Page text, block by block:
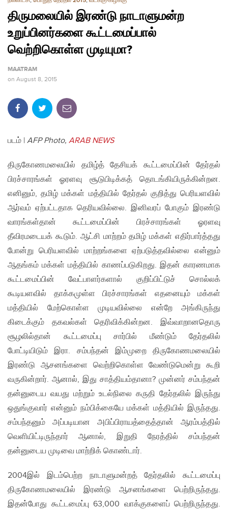
திருமலையில் இரண்டு நாடாளுமன்ற
உறுப்பினர்களை கூட்டமைப்பால்
வெற்றிகொள்ள முடியுமா?
MAATRAM
on August 8, 2015
படம் | AFP Photo, ARAB NEWS
திருகோணமலையில் தமிழ்த் தேசியக் கூட்டமைப்பின் தேர்தல்
பிரச்சாரங்கள் ஓரளவு சூடுபிடிக்கத் தொடங்கியிருக்கின்றன.
எனினும், தமிழ் மக்கள் மத்தியில் தேர்தல் குறித்து பெரியளவில்
ஆர்வம் ஏற்பட்டதாக தெரியவில்லை. இனிவரப் போகும் இரண்டு
வாரங்கள்தான் கூட்டமைப்பின் பிரச்சாரங்கள் ஓரளவு
தீவிரமடையக் கூடும். ஆட்சி மாற்றம் தமிழ் மக்கள் எதிர்பார்த்தது
போன்று பெரியளவில் மாற்றங்களை ஏற்படுத்தவில்லை என்னும்
ஆதங்கம் மக்கள் மத்தியில் காணப்படுகிறது. இதன் காரணமாக
கூட்டமைப்பின் வேட்பாளர்களால் குறிப்பிட்டுச் சொல்லக்
கூடியளவில் தாக்கமுள்ள பிரச்சாரங்கள் எதனையும் மக்கள்
மத்தியில் மேற்கொள்ள முடியவில்லை என்றே அங்கிருந்து
கிடைக்கும் தகவல்கள் தெரிவிக்கின்றன. இவ்வாறானதொரு
சூழலில்தான் கூட்டமைப்பு சார்பில் மீண்டும் தேர்தலில்
போட்டியிடும் இரா. சம்பந்தன் இம்முறை திருகோணமலையில்
இரண்டு ஆசனங்களை வெற்றிகொள்ள வேண்டுமென்று கூறி
வருகின்றார். ஆனால், இது சாத்தியம்தானா? முன்னர் சம்பந்தன்
தன்னுடைய வயது மற்றும் உடல்நிலை கருதி தேர்தலில் இருந்து
ஒதுங்குவார் என்னும் நம்பிக்கையே மக்கள் மத்தியில் இருந்தது.
சம்பந்தனும் அப்படியான அபிப்பிராயத்தைத்தான் ஆரம்பத்தில்
வெளியிட்டிருந்தார் ஆனால், இறுதி நேரத்தில் சம்பந்தன்
தன்னுடைய முடிவை மாற்றிக் கொண்டார்.
2004இல் இடம்பெற்ற நாடாளுமன்றத் தேர்தலில் கூட்டமைப்பு
திருகோணமலையில் இரண்டு ஆசனங்களை பெற்றிருந்தது.
இதன்போது கூட்டமைப்பு 63,000 வாக்குகளைப் பெற்றிருந்தது.